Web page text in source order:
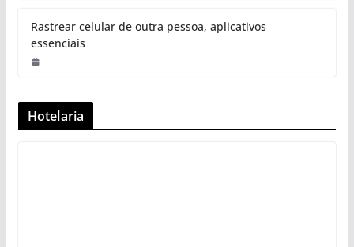
Rastrear celular de outra pessoa, aplicativos
essenciais
Hotelaria